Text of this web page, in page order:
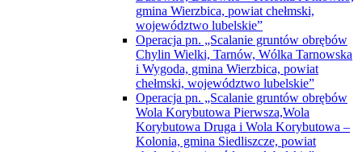
gmina Wierzbica, powiat chełmski,
województwo lubelskie”
Operacja pn. „Scalanie gruntów obrębów
Chylin Wielki, Tarnów, Wólka Tarnowska
i Wygoda, gmina Wierzbica, powiat
chełmski, województwo lubelskie”
Operacja pn. „Scalanie gruntów obrębów
Wola Korybutowa Pierwsza,Wola
Korybutowa Druga i Wola Korybutowa –
Kolonia, gmina Siedliszcze, powiat